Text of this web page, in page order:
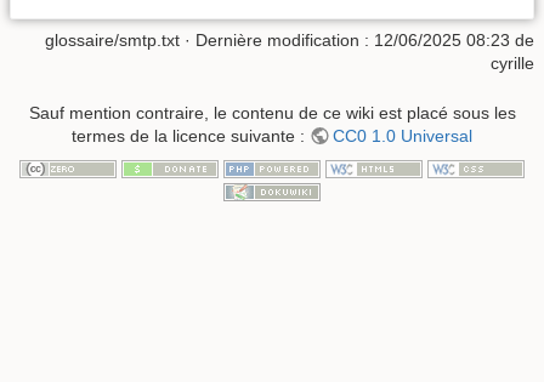
glossaire/smtp.txt · Dernière modification : 12/06/2025 08:23 de
cyrille
Sauf mention contraire, le contenu de ce wiki est placé sous les
termes de la licence suivante :
CC0 1.0 Universal